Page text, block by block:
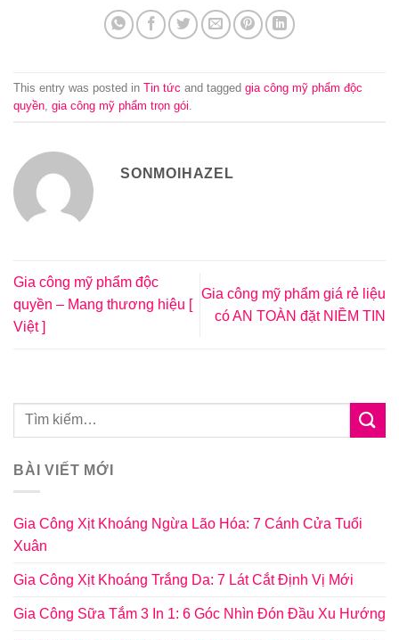
This entry was posted in Tin tức and tagged gia công mỹ phẩm độc
quyền gia công mỹ phẩm trọn gói
SONMOIHAZEL
Gia công mỹ phẩm độc
quyền – Mang thương hiệu [
Việt ]
Gia công mỹ phẩm giá rẻ liệu
có AN TOÀN đặt NIỀM TIN
BÀI VIẾT MỚI
Gia Công Xịt Khoáng Ngừa Lão Hóa: 7 Cánh Cửa Tuổi
Xuân
Gia Công Xịt Khoáng Trắng Da: 7 Lát Cắt Định Vị Mới
Gia Công Sữa Tắm 3 In 1: 6 Góc Nhìn Đón Đầu Xu Hướng